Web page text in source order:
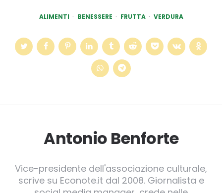
ALIMENTI BENESSERE FRUTTA VERDURA
Antonio Benforte
Vice-presidente dell'associazione culturale,
scrive su Econote.it dal 2008. Giornalista e